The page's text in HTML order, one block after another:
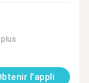
l'appli